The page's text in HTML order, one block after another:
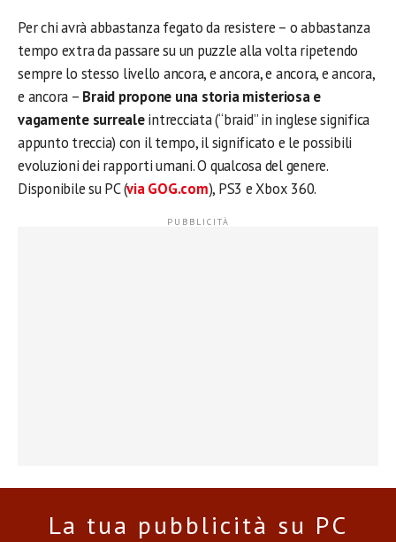
Per chi avrà abbastanza fegato da resistere – o abbastanza
tempo extra da passare su un puzzle alla volta ripetendo
sempre lo stesso livello ancora, e ancora, e ancora, e ancora,
e ancora – Braid propone una storia misteriosa e
vagamente surrealeintrecciata (“braid” in inglese significa
appunto treccia) con il tempo, il significato e le possibili
evoluzioni dei rapporti umani. O qualcosa del genere.
Disponibile su PC (via GOG.com), PS3 e Xbox 360.
La tua pubblicità su PC